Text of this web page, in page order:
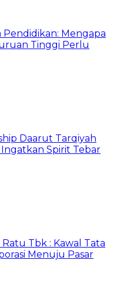
Pendidikan: Mengapa
Tinggi Perlu
Daarut Tarqiyah
Spirit Tebar
Tbk : Kawal Tata
Menuju Pasar